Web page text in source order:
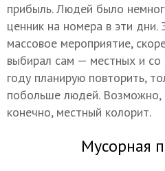
прибыль. Людей было
ценник на номера в эти
массовое мероприятие,
выбирал сам — местных и со
году планирую повторить,
побольше людей. Возможно,
конечно, местный колорит.
Мусорная